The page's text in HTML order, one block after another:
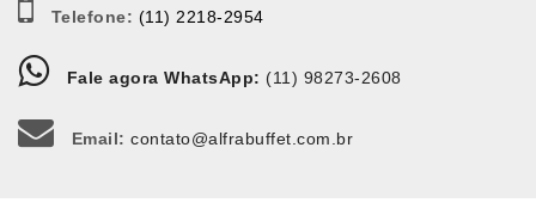
Telefone: (11) 2218-2954
Fale agora WhatsApp: (11) 98273-2608
Email: contato@alfrabuffet.com.br